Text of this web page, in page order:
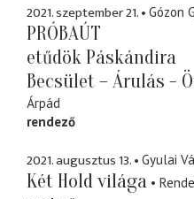
2021. szeptember 21. Gózon
PRÓBAÚT
etűdök Páskándira
Becsület – Árulás -
Árpád
rendező
2021. augusztus 13. Gyulai
Két Hold világa